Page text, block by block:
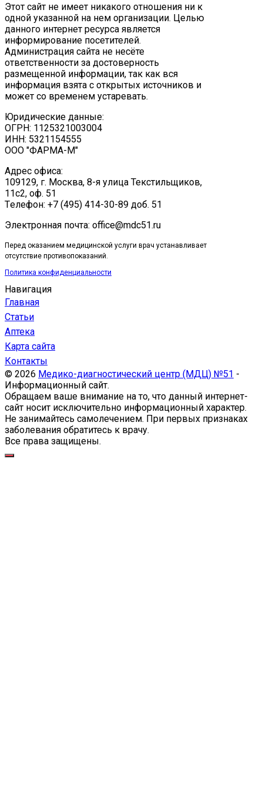
Этот сайт не имеет никакого отношения ни к
одной указанной на нем организации. Целью
данного интернет ресурса является
информирование посетителей.
Администрация сайта не несёте
ответственности за достоверность
размещенной информации, так как вся
информация взята с открытых источников и
может со временем устаревать.
Юридические данные:
ОГРН: 1125321003004
ИНН: 5321154555
ООО "ФАРМА-М"
Адрес офиса:
109129, г. Москва, ​8-я улица Текстильщиков,
11с2, оф. 51
Tелефон: +7 (495) 414-30-89 доб. 51
Электронная почта: office@mdc51.ru
Перед оказанием медицинской услуги врач устанавливает
отсутствие противопоказаний.
Политика конфиденциальности
Навигация
Главная
Статьи
Аптека
Карта сайта
Контакты
© 2026 Медико-диагностический центр (МДЦ) №51 -
Информационный сайт.
Обращаем ваше внимание на то, что данный интернет-
сайт носит исключительно информационный характер.
Не занимайтесь самолечением. При первых признаках
заболевания обратитесь к врачу.
Все права защищены.